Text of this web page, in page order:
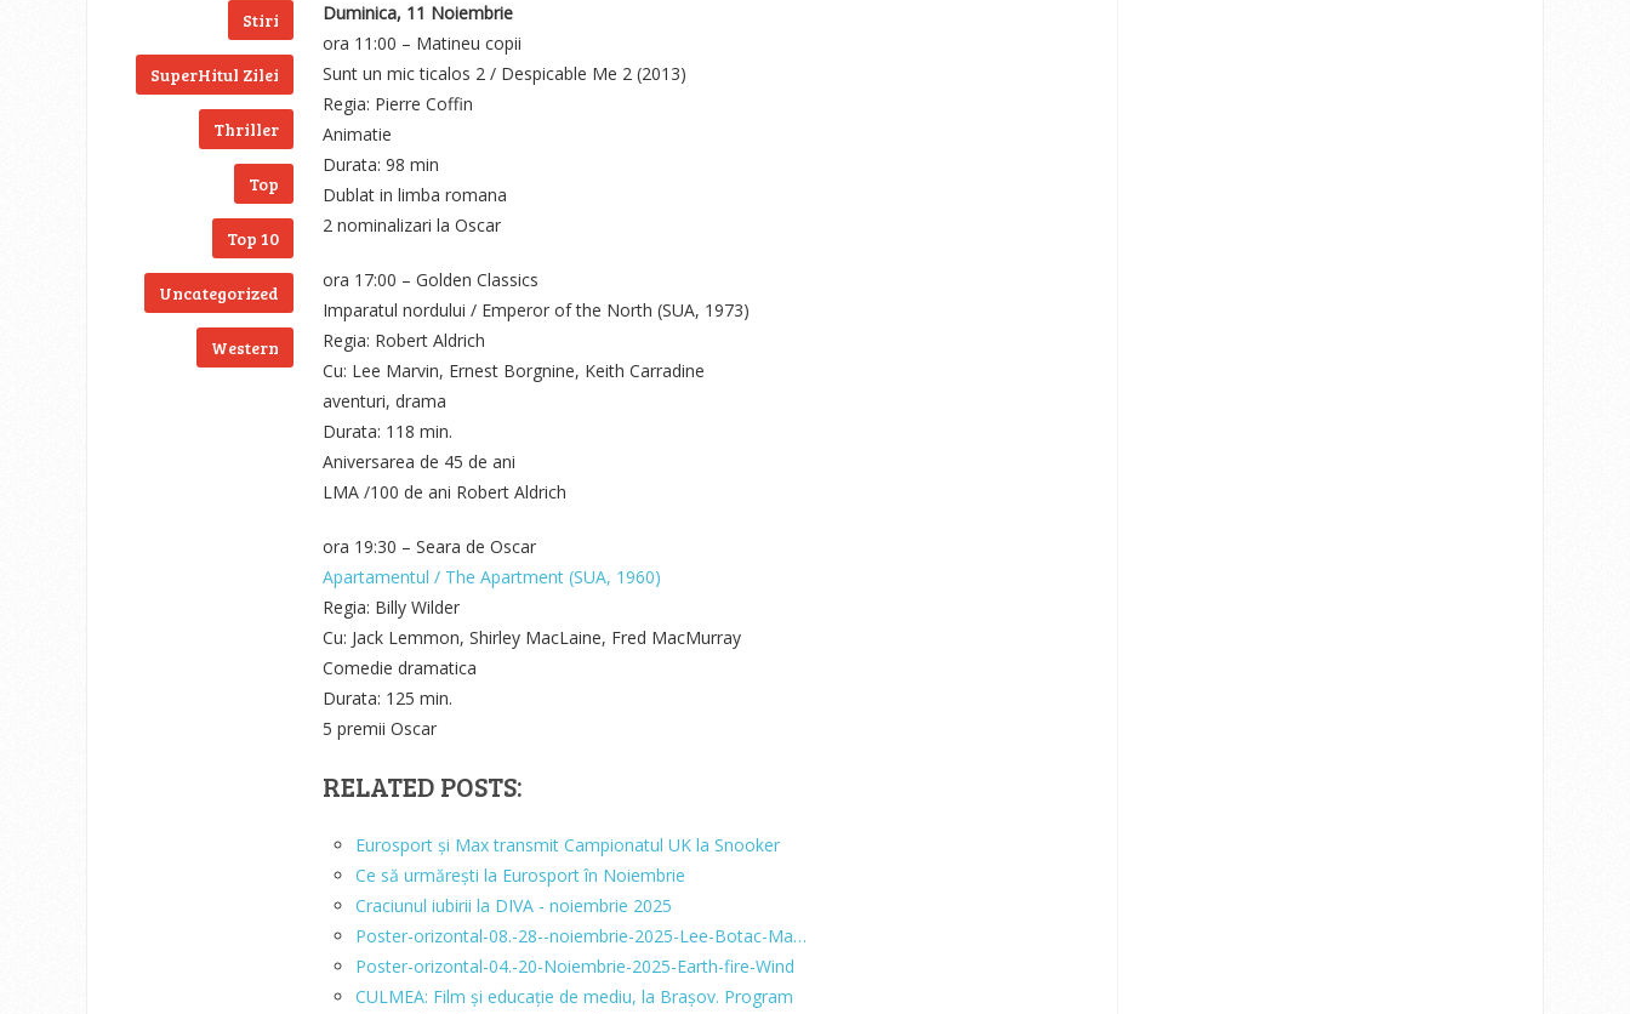
Stiri
SuperHitul Zilei
Thriller
Top
Top 10
Uncategorized
Western
Duminica, 11 Noiembrie
ora 11:00 – Matineu copii
Sunt un mic ticalos 2 / Despicable Me 2 (2013)
Regia: Pierre Coffin
Animatie
Durata: 98 min
Dublat in limba romana
2 nominalizari la Oscar
ora 17:00 – Golden Classics
Imparatul nordului / Emperor of the North (SUA, 1973)
Regia: Robert Aldrich
Cu: Lee Marvin, Ernest Borgnine, Keith Carradine
aventuri, drama
Durata: 118 min.
Aniversarea de 45 de ani
LMA /100 de ani Robert Aldrich
ora 19:30 – Seara de Oscar
Apartamentul / The Apartment (SUA, 1960)
Regia: Billy Wilder
Cu: Jack Lemmon, Shirley MacLaine, Fred MacMurray
Comedie dramatica
Durata: 125 min.
5 premii Oscar
RELATED POSTS:
Eurosport și Max transmit Campionatul UK la Snooker
Ce să urmărești la Eurosport în Noiembrie
Craciunul iubirii la DIVA - noiembrie 2025
Poster-orizontal-08.-28--noiembrie-2025-Lee-Botac-Ma…
Poster-orizontal-04.-20-Noiembrie-2025-Earth-fire-Wind
CULMEA: Film și educație de mediu, la Brașov. Program